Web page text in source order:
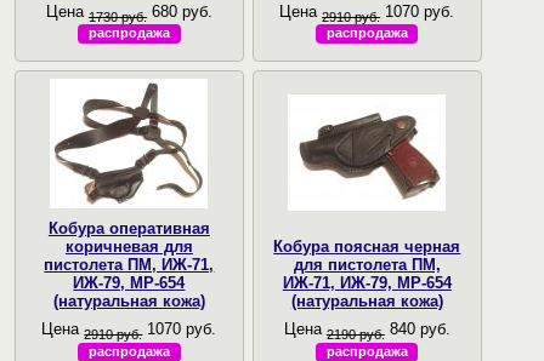
Цена 1730 руб. 680 руб.
распродажа
Цена2910 руб. 1070 руб.
распродажа
Кобура оперативная
коричневая для
пистолета ПМ, ИЖ-71,
ИЖ-79, МР-654
(натуральная кожа)
Цена2910 руб. 1070 руб.
распродажа
Кобура поясная черная
для пистолета ПМ,
ИЖ-71, ИЖ-79, МР-654
(натуральная кожа)
Цена 2190 руб. 840 руб.
распродажа